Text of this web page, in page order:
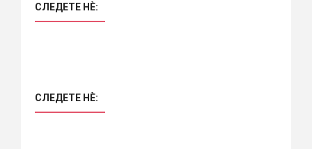
СЛЕДЕТЕ НÈ:
СЛЕДЕТЕ НÈ: